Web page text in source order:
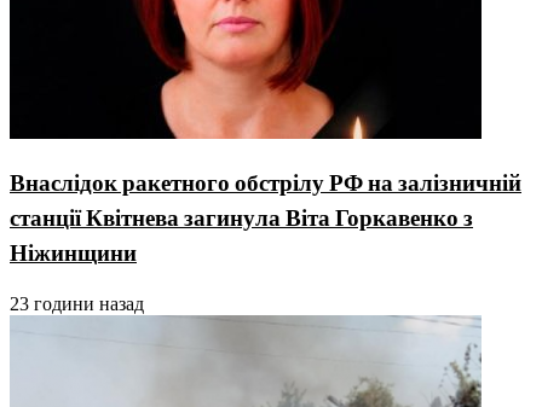
Внаслідок ракетного обстрілу РФ на залізничній
станції Квітнева загинула Віта Горкавенко з
Ніжинщини
23 години назад